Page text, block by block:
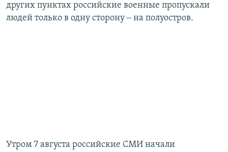
других пунктах российские военные пропускали
людей только в одну сторону ‒ на полуостров.
Утром 7 августа российские СМИ начали